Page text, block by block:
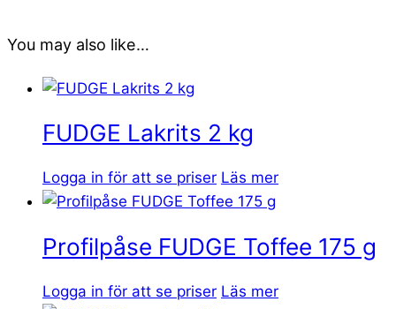
You may also like…
FUDGE Lakrits 2 kg
Logga in för att se priser Läs mer
Profilpåse FUDGE Toffee 175 g
Logga in för att se priser Läs mer